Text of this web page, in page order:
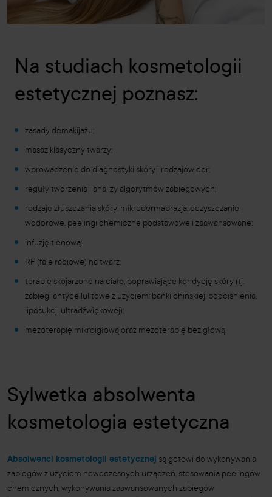
Na studiach kosmetologii
estetycznej poznasz:
zasady demakijażu;
masaż klasyczny twarzy;
wprowadzenie do diagnostyki skóry i rodzajów cer;
reguły tworzenia i analizy algorytmów zabiegowych;
rodzaje złuszczania skóry: mikrodermabrazja, oczyszczanie
wodorowe, peelingi chemiczne podstawowe i zaawansowane;
infuzję tlenową;
RF (fale radiowe) na twarz;
terapie skojarzone na ciało, poprawiające kondycję skóry (tj.
zabiegi antycellulitowe z użyciem: bańki chińskiej, podciśnienia,
liposukcji ultradźwiękowej);
mezoterapię mikroigłową oraz mezoterapię bezigłową.
Sylwetka absolwenta
kosmetologia estetyczna
Absolwenci kosmetologii estetycznej są gotowi do wykonywania
zabiegów z użyciem nowoczesnych urządzeń, stosowania peelingów
chemicznych, wykonywania zaawansowanych zabiegów